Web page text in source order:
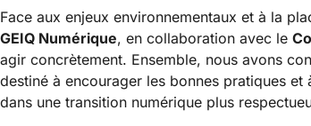
Face aux enjeux environnementaux et à la
GEIQ Numérique, en collaboration avec le
agir concrètement. Ensemble, nous avons
destiné à encourager les bonnes pratiques
dans une transition numérique plus